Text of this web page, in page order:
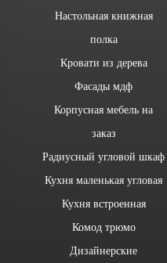
Настольная книжная
полка
Кровати из дерева
Фасады мдф
Корпусная мебель на
заказ
Радиусный угловой шкаф
Кухня маленькая угловая
Кухня встроенная
Комод трюмо
Дизайнерские